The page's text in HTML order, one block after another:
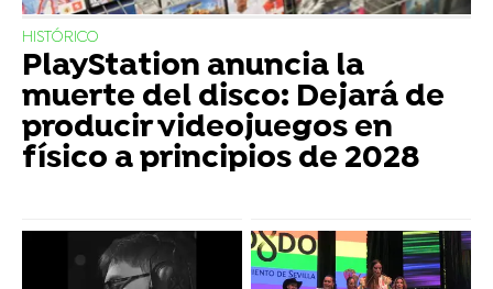
HISTÓRICO
PlayStation anuncia la
muerte del disco: Dejará de
producir videojuegos en
físico a principios de 2028